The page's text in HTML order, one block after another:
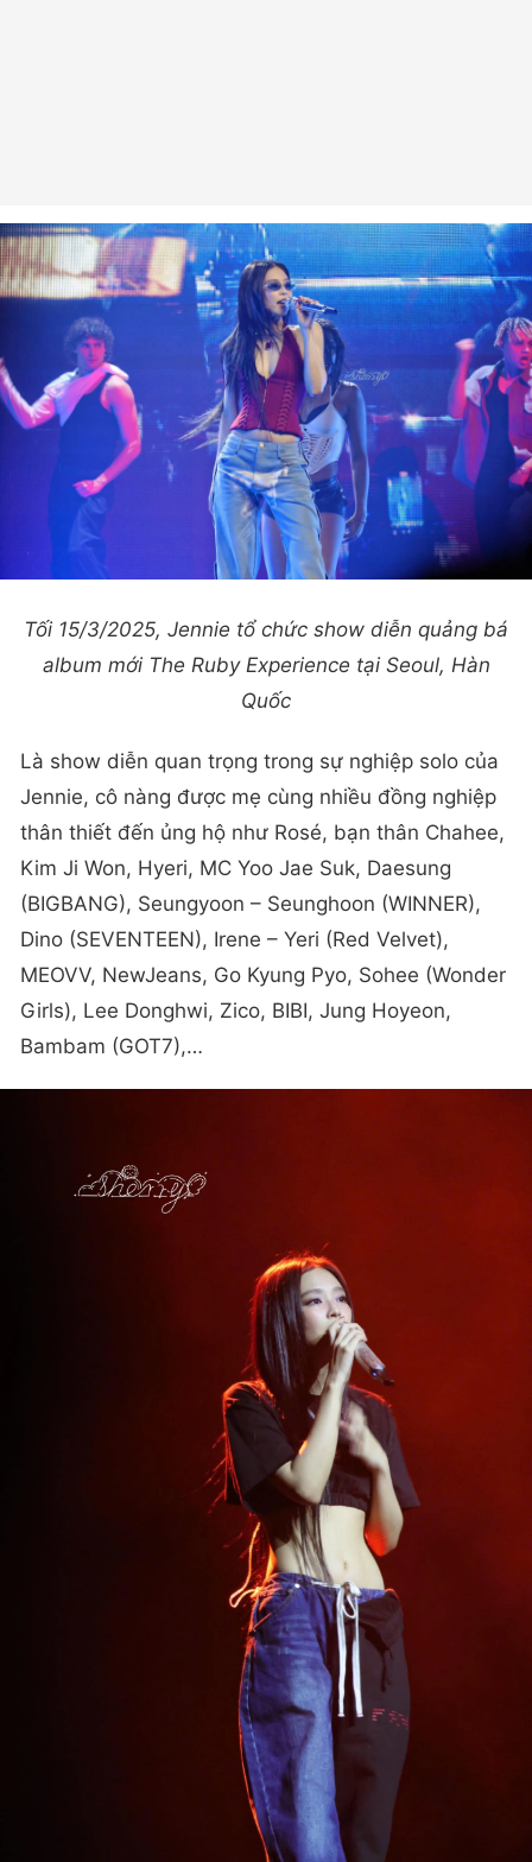
Tối 15/3/2025, Jennie tổ chức show diễn quảng bá
album mới The Ruby Experience tại Seoul, Hàn
Quốc
Là show diễn quan trọng trong sự nghiệp solo của
Jennie, cô nàng được mẹ cùng nhiều đồng nghiệp
thân thiết đến ủng hộ như Rosé, bạn thân Chahee,
Kim Ji Won, Hyeri, MC Yoo Jae Suk, Daesung
(BIGBANG), Seungyoon – Seunghoon (WINNER),
Dino (SEVENTEEN), Irene – Yeri (Red Velvet),
MEOVV, NewJeans, Go Kyung Pyo, Sohee (Wonder
Girls), Lee Donghwi, Zico, BIBI, Jung Hoyeon,
Bambam (GOT7),…